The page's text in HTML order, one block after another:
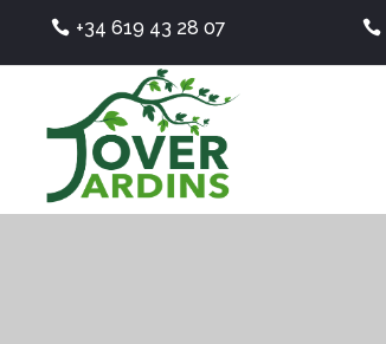
+34 619 43 28 07